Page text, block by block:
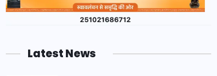
Latest News